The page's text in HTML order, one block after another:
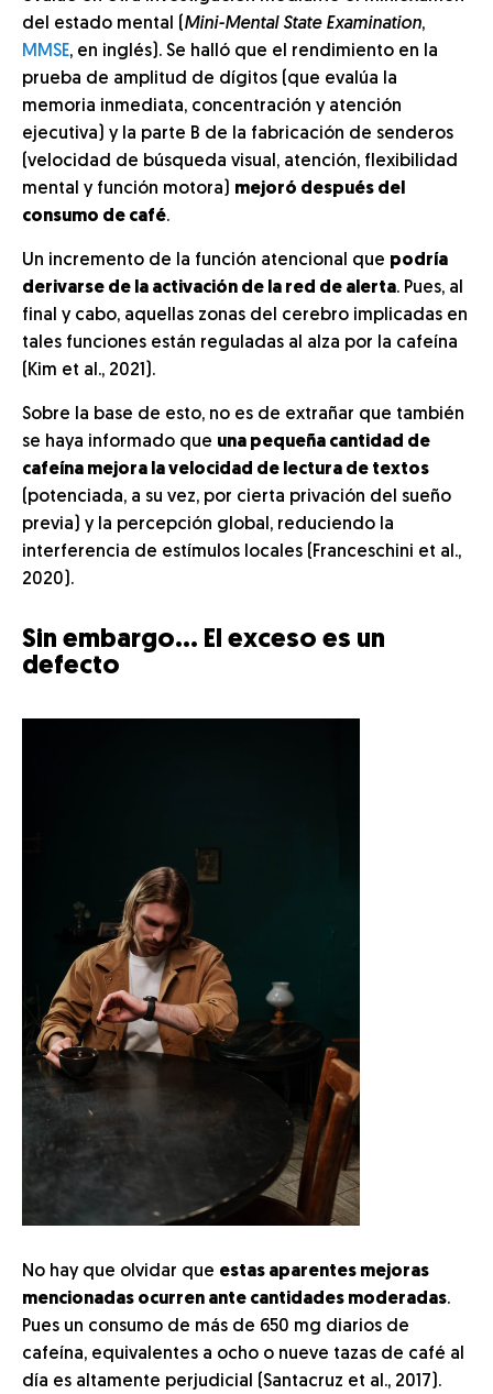
del estado mental (Mini-Mental State Examination,
MMSE, en inglés). Se halló que el rendimiento en la
prueba de amplitud de dígitos (que evalúa la
memoria inmediata, concentración y atención
ejecutiva) y la parte B de la fabricación de senderos
(velocidad de búsqueda visual, atención, flexibilidad
mental y función motora) mejoró después del
consumo de café.
Un incremento de la función atencional que podría
derivarse de la activación de la red de alerta. Pues, al
final y cabo, aquellas zonas del cerebro implicadas en
tales funciones están reguladas al alza por la cafeína
(Kim et al., 2021).
Sobre la base de esto, no es de extrañar que también
se haya informado que una pequeña cantidad de
cafeína mejora la velocidad de lectura de textos
(potenciada, a su vez, por cierta privación del sueño
previa) y la percepción global, reduciendo la
interferencia de estímulos locales (Franceschini et al.,
2020).
Sin embargo… El exceso es un
defecto
No hay que olvidar que estas aparentes mejoras
mencionadas ocurren ante cantidades moderadas.
Pues un consumo de más de 650 mg diarios de
cafeína, equivalentes a ocho o nueve tazas de café al
día es altamente perjudicial (Santacruz et al., 2017).